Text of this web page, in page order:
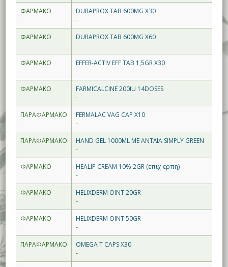
ΦΑΡΜΑΚΟ
DURAPROX TAB 600MG X30
-
ΦΑΡΜΑΚΟ
DURAPROX TAB 600MG X60
-
ΦΑΡΜΑΚΟ
EFFER-ACTIV EFF TAB 1,5GR X30
-
ΦΑΡΜΑΚΟ
FARMICALCINE 200IU 14DOSES
-
ΠΑΡΑΦΑΡΜΑΚΟ
FERMALAC VAG CAP X10
-
ΠΑΡΑΦΑΡΜΑΚΟ
HAND GEL 1000ML ΜΕ ΑΝΤΛΙΑ SIMPLY GREEN
-
ΦΑΡΜΑΚΟ
HEALIP CREAM 10% 2GR (επιχ ερπη)
-
ΦΑΡΜΑΚΟ
HELIXDERM OINT 20GR
-
ΦΑΡΜΑΚΟ
HELIXDERM OINT 50GR
-
ΠΑΡΑΦΑΡΜΑΚΟ
OMEGA T CAPS X30
-